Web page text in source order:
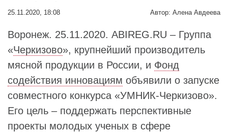
25.11.2020, 18:08 Автор: Алена Авдеева
Воронеж. 25.11.2020. ABIREG.RU – Группа
«Черкизово», крупнейший производитель
мясной продукции в России, и Фонд
содействия инновациям объявили о запуске
совместного конкурса «УМНИК-Черкизово».
Его цель – поддержать перспективные
проекты молодых ученых в сфере